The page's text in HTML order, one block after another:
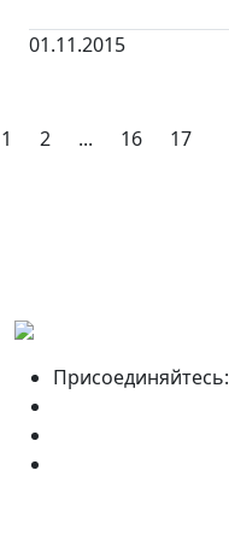
01.11.2015
1 2 ... 16 17
Присоединяйтесь: